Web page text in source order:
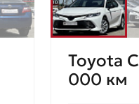
Toyota
000 км